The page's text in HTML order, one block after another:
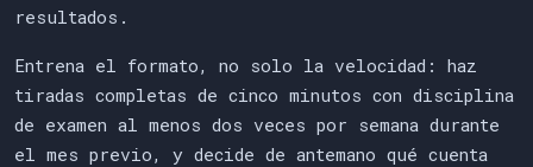
resultados.
Entrena el formato, no solo la velocidad: haz
tiradas completas de cinco minutos con disciplina
de examen al menos dos veces por semana durante
el mes previo, y decide de antemano qué cuenta